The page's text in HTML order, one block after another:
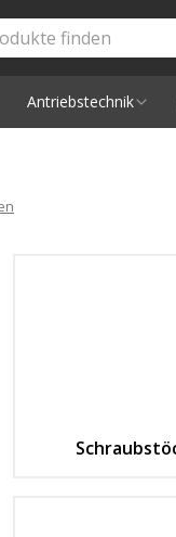
Antriebstechnik